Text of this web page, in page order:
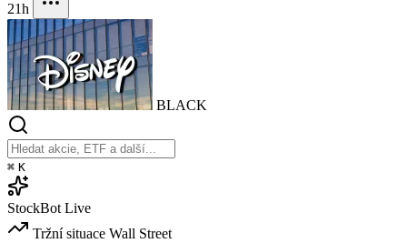
21h
BLACK
⌘ K
StockBot Live
Tržní situace Wall Street